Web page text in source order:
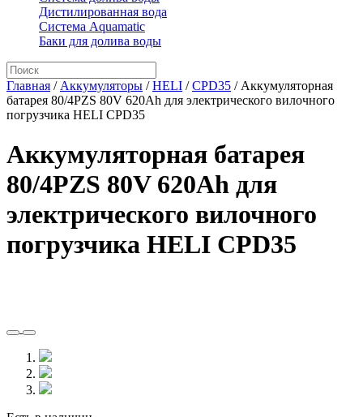
Дистилированная вода
Система Aquamatic
Баки для долива воды
Главная / Аккумуляторы /HELI /CPD35 / Аккумуляторная
батарея 80/4PZS 80V 620Ah для электрического вилочного
погрузчика HELI CPD35
Аккумуляторная батарея
80/4PZS 80V 620Ah для
электрического вилочного
погрузчика HELI CPD35